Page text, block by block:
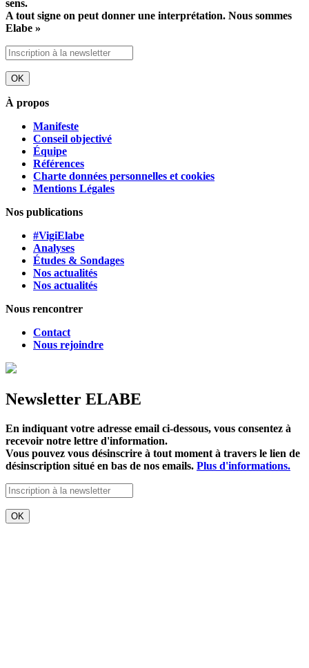
sens.
A tout signe on peut donner une interprétation. Nous sommes
Elabe »
À propos
Manifeste
Conseil objectivé
Équipe
Références
Charte données personnelles et cookies
Mentions Légales
Nos publications
#VigiElabe
Analyses
Études & Sondages
Nos actualités
Nos actualités
Nous rencontrer
Contact
Nous rejoindre
Newsletter ELABE
En indiquant votre adresse email ci-dessous, vous consentez à
recevoir notre lettre d'information.
Vous pouvez vous désinscrire à tout moment à travers le lien de
désinscription situé en bas de nos emails. Plus d'informations.